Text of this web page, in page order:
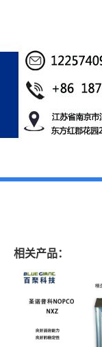
相关产品：